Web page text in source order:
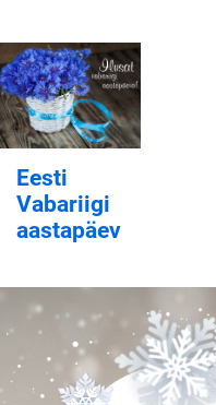
Eesti
Vabariigi
aastapäev